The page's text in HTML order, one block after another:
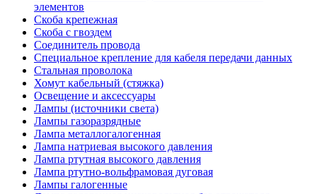
элементов
Скоба крепежная
Скоба с гвоздем
Соединитель провода
Специальное крепление для кабеля передачи данных
Стальная проволока
Хомут кабельный (стяжка)
Освещение и аксессуары
Лампы (источники света)
Лампы газоразрядные
Лампа металлогалогенная
Лампа натриевая высокого давления
Лампа ртутная высокого давления
Лампа ртутно-вольфрамовая дуговая
Лампы галогенные